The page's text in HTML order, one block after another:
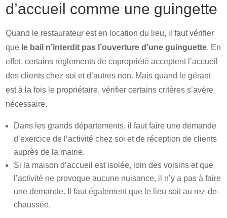
d’accueil comme une guingette
Quand le restaurateur est en location du lieu, il faut vérifier
que le bail n’interdit pas l’ouverture d’une guinguette. En
effet, certains règlements de copropriété acceptent l’accueil
des clients chez soi et d’autres non. Mais quand le gérant
est à la fois le propriétaire, vérifier certains critères s’avère
nécessaire.
Dans les grands départements, il faut faire une demande
d’exercice de l’activité chez soi et de réception de clients
auprès de la mairie.
Si la maison d’accueil est isolée, loin des voisins et que
l’activité ne provoque aucune nuisance, il n’y a pas à faire
une demande. Il faut également que le lieu soit au rez-de-
chaussée.